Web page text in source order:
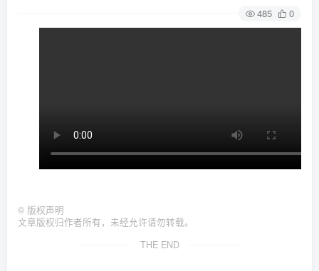
485 0
© 版权声明
文章版权归作者所有，未经允许请勿转载。
THE END